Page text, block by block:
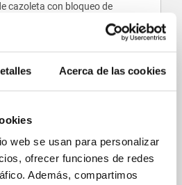
Acerca de las cookies
web se usan para personalizar
ofrecer funciones de redes
Además, compartimos
cazoleta con bloqueo de
para aplicaciones